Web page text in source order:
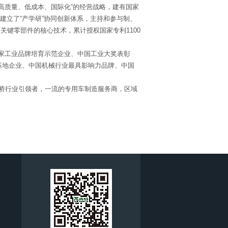
量、低成本、国际化”的经营战略，建有国家
了“产学研”协同创新体系，主持和参与制、
键零部件的核心技术，累计授权国家专利1100
业品牌培育示范企业、中国工业大奖表彰
企业、中国机械行业最具影响力品牌、中国
业引领者，一流的专用车制造服务商，区域